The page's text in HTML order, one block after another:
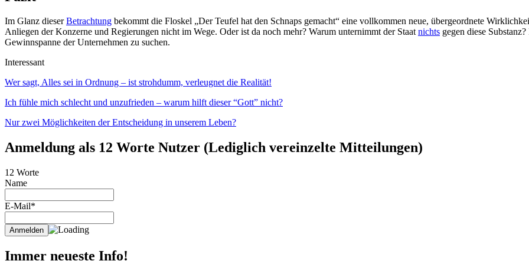
Im Glanz dieserBetrachtung bekommt die Floskel „Der Teufel hat den Schnaps gemacht“ eine vollkommen neue, übergeordnete
Anliegen der Konzerne und Regierungen nicht im Wege. Oder ist da noch mehr? Warum unternimmt der Staatnichts gegen diese
Gewinnspanne der Unternehmen zu suchen.
Interessant
Wer sagt, Alles sei in Ordnung – ist strohdumm, verleugnet die Realität!
Ich fühle mich schlecht und unzufrieden – warum hilft dieser “Gott” nicht?
Nur zwei Möglichkeiten der Entscheidung in unserem Leben?
Anmeldung als 12 Worte Nutzer (Lediglich vereinzelte Mitteilungen)
12 Worte
Name
E-Mail*
Immer neueste Info!